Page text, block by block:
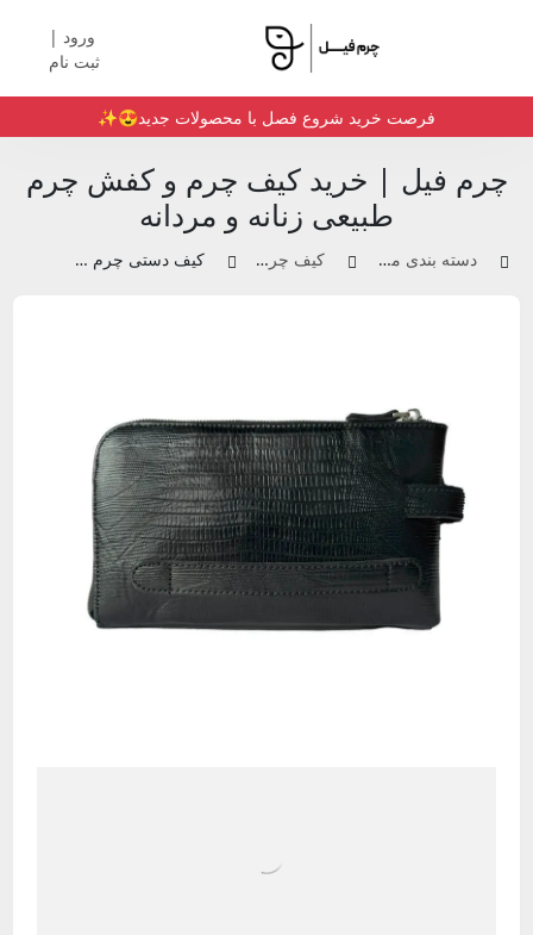
ورود |
ثبت نام
فرصت خرید شروع فصل با محصولات جدید😍✨️
چرم فیل | خرید کیف چرم و کفش چرم
طبیعی زنانه و مردانه
دسته بندی محصولات کیف چرم زنانه کیف دستی چرم |کد111